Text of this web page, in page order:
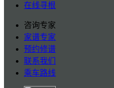
在线寻根
咨询专家
家谱专家
预约修谱
联系我们
乘车路线